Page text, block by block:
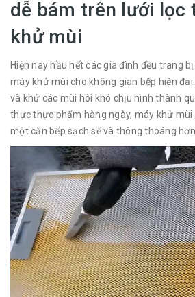
dễ bám trên lưới lọc
khử mùi
Hiện nay hầu hết các gia đình đều trang
máy khử mùi cho không gian bếp hiện
và khử các mùi hôi khó chịu hình thành
thực thực phẩm hàng ngày, máy khử mùi
một căn bếp sạch sẽ và thông thoáng hơn.